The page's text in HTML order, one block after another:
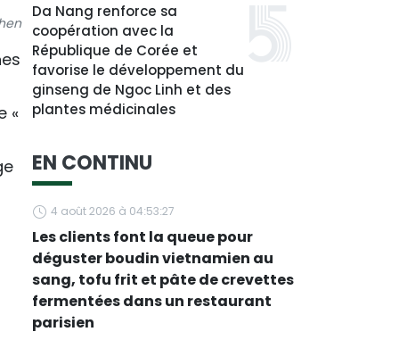
«
Da Nang renforce sa
coopération avec la
République de Corée et
favorise le développement du
ginseng de Ngoc Linh et des
plantes médicinales
EN CONTINU
4 août 2026 à 04:53:27
Les clients font la queue pour
déguster boudin vietnamien au
sang, tofu frit et pâte de crevettes
fermentées dans un restaurant
parisien